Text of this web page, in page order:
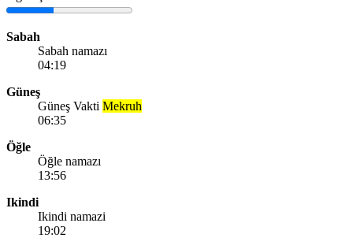
Sabah
Sabah namazı
04:19
Güneş
Güneş Vakti Mekruh
06:35
Öğle
Öğle namazı
13:56
Ikindi
Ikindi namazi
19:02